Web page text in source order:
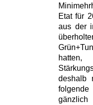
Etat für
aus der
deshalb